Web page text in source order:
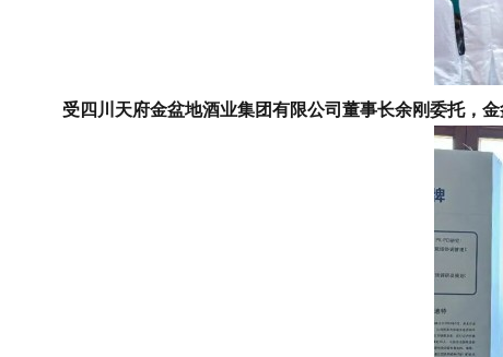
受四川天府金盆地酒业集团有限公司董事长余刚委托，金